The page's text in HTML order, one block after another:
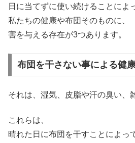
日に当てずに使い続けることによ
私たちの健康や布団そのものに、
害を与える存在が3つあります。
布団を干さない事による健
それは、湿気、皮脂や汗の臭い、
これらは、
晴れた日に布団を干すことによっ